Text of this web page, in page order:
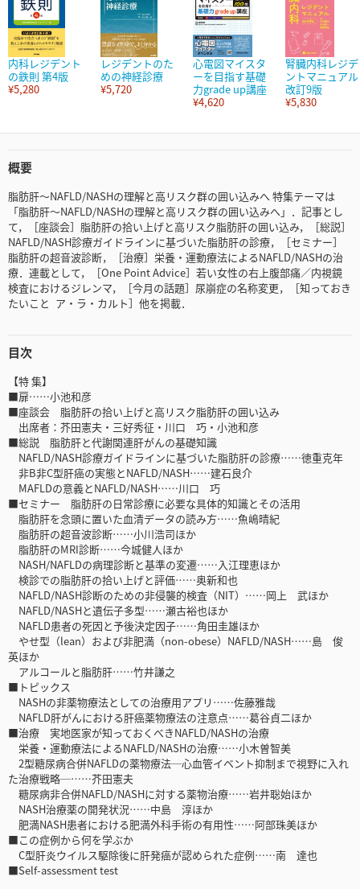
内科レジデント
の鉄則 第4版
¥5,280
レジデントのた
めの神経診療
¥5,720
心電図マイスタ
ーを目指す基礎
力grade up講座
¥4,620
腎臓内科レジデ
ントマニュアル
改訂9版
¥5,830
概要
脂肪肝～NAFLD/NASHの理解と高リスク群の囲い込みへ 特集テーマは
「脂肪肝～NAFLD/NASHの理解と高リスク群の囲い込みへ」．記事とし
て，［座談会］脂肪肝の拾い上げと高リスク脂肪肝の囲い込み，［総説］
NAFLD/NASH診療ガイドラインに基づいた脂肪肝の診療，［セミナー］
脂肪肝の超音波診断，［治療］栄養・運動療法によるNAFLD/NASHの治
療．連載として，［One Point Advice］若い女性の右上腹部痛／内視鏡
検査におけるジレンマ，［今月の話題］尿崩症の名称変更，［知っておき
たいこと ア・ラ・カルト］他を掲載．
目次
【特 集】
■扉……小池和彦
■座談会 脂肪肝の拾い上げと高リスク脂肪肝の囲い込み
出席者：芥田憲夫・三好秀征・川口 巧・小池和彦
■総説 脂肪肝と代謝関連肝がんの基礎知識
NAFLD/NASH診療ガイドラインに基づいた脂肪肝の診療……徳重克年
非B非C型肝癌の実態とNAFLD/NASH……建石良介
MAFLDの意義とNAFLD/NASH……川口 巧
■セミナー 脂肪肝の日常診療に必要な具体的知識とその活用
脂肪肝を念頭に置いた血清データの読み方……魚嶋晴紀
脂肪肝の超音波診断……小川浩司ほか
脂肪肝のMRI診断……今城健人ほか
NASH/NAFLDの病理診断と基準の変遷……入江理恵ほか
検診での脂肪肝の拾い上げと評価……奥新和也
NAFLD/NASH診断のための非侵襲的検査（NIT）……岡上 武ほか
NAFLD/NASHと遺伝子多型……瀬古裕也ほか
NAFLD患者の死因と予後決定因子……角田圭雄ほか
やせ型（lean）および非肥満（non-obese）NAFLD/NASH……島 俊
英ほか
アルコールと脂肪肝……竹井謙之
■トピックス
NASHの非薬物療法としての治療用アプリ……佐藤雅哉
NAFLD肝がんにおける肝癌薬物療法の注意点……葛谷貞二ほか
■治療 実地医家が知っておくべきNAFLD/NASHの治療
栄養・運動療法によるNAFLD/NASHの治療……小木曽智美
2型糖尿病合併NAFLDの薬物療法─心血管イベント抑制まで視野に入れ
た治療戦略─……芥田憲夫
糖尿病非合併NAFLD/NASHに対する薬物治療……岩井聡始ほか
NASH治療薬の開発状況……中島 淳ほか
肥満NASH患者における肥満外科手術の有用性……阿部珠美ほか
■この症例から何を学ぶか
C型肝炎ウイルス駆除後に肝発癌が認められた症例……南 達也
■Self-assessment test